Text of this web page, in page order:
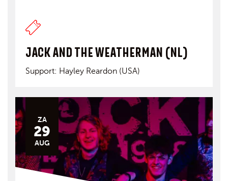
JACK AND THE WEATHERMAN (NL)
Support: Hayley Reardon (USA)
ZA
29
AUG